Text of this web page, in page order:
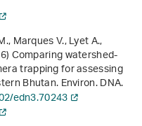
Marques V., Lyet A.,
Comparing watershed-
trapping for assessing
Bhutan. Environ. DNA.
edn3.70243